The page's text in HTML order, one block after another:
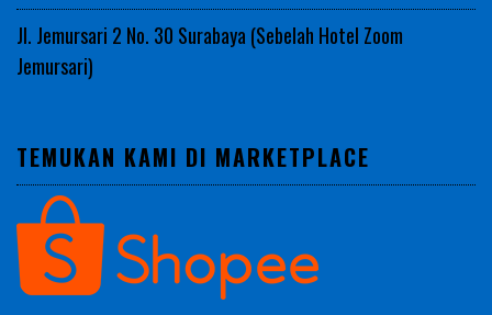
Jl. Jemursari 2 No. 30 Surabaya (Sebelah Hotel Zoom
Jemursari)
TEMUKAN KAMI DI MARKETPLACE